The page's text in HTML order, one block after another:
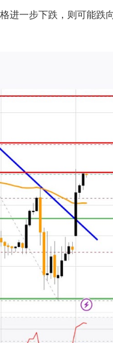
一步下跌，则可能跌向